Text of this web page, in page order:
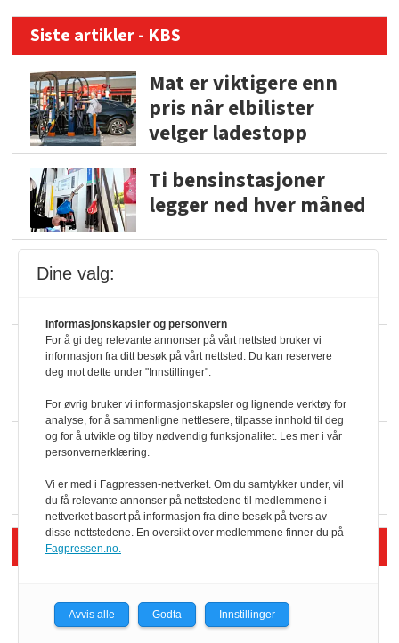
Siste artikler - KBS
Mat er viktigere enn
pris når elbilister
velger ladestopp
Ti bensinstasjoner
legger ned hver måned
KBS-bransjen i
endring: Stadig større
serveringstilbud
Vokser med ferdigmat
i dagligvare
Siste artikler - Butikk i praksis
Rema-flaggskip
dundrer videre
Dine valg:
Informasjonskapsler og personvern
For å gi deg relevante annonser på vårt nettsted bruker vi
informasjon fra ditt besøk på vårt nettsted. Du kan reservere
deg mot dette under "Innstillinger".
For øvrig bruker vi informasjonskapsler og lignende verktøy for
analyse, for å sammenligne nettlesere, tilpasse innhold til deg
og for å utvikle og tilby nødvendig funksjonalitet. Les mer i vår
personvernerklæring.
Vi er med i Fagpressen-nettverket. Om du samtykker under, vil
du få relevante annonser på nettstedene til medlemmene i
nettverket basert på informasjon fra dine besøk på tvers av
disse nettstedene. En oversikt over medlemmene finner du på
Fagpressen.no.
Avvis alle Godta Innstillinger